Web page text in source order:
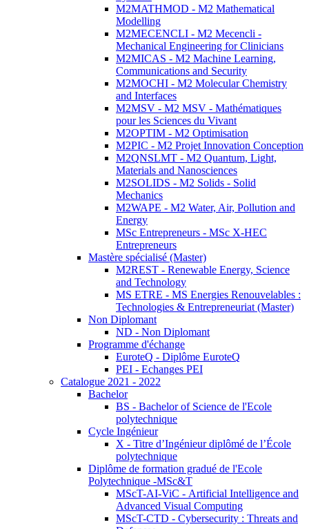
M2MATHMOD - M2 Mathematical
Modelling
M2MECENCLI - M2 Mecencli -
Mechanical Engineering for Clinicians
M2MICAS - M2 Machine Learning,
Communications and Security
M2MOCHI - M2 Molecular Chemistry
and Interfaces
M2MSV - M2 MSV - Mathématiques
pour les Sciences du Vivant
M2OPTIM - M2 Optimisation
M2PIC - M2 Projet Innovation Conception
M2QNSLMT - M2 Quantum, Light,
Materials and Nanosciences
M2SOLIDS - M2 Solids - Solid
Mechanics
M2WAPE - M2 Water, Air, Pollution and
Energy
MSc Entrepreneurs - MSc X-HEC
Entrepreneurs
Mastère spécialisé (Master)
M2REST - Renewable Energy, Science
and Technology
MS ETRE - MS Energies Renouvelables :
Technologies & Entrepreneuriat (Master)
Non Diplomant
ND - Non Diplomant
Programme d'échange
EuroteQ - Diplôme EuroteQ
PEI - Echanges PEI
Catalogue 2021 - 2022
Bachelor
BS - Bachelor of Science de l'Ecole
polytechnique
Cycle Ingénieur
X - Titre d’Ingénieur diplômé de l’École
polytechnique
Diplôme de formation gradué de l'Ecole
Polytechnique -MSc&T
MScT-AI-ViC - Artificial Intelligence and
Advanced Visual Computing
MScT-CTD - Cybersecurity : Threats and